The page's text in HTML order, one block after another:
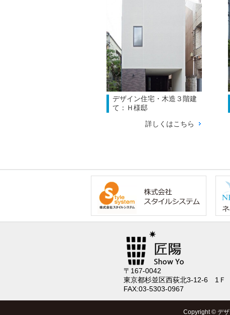
デザイン住宅・木造３階建
て：Ｈ様邸
詳しくはこちら
〒167-0042
東京都杉並区西荻北3-12-6 1Ｆ
FAX:03-5303-0967
Copyright © デ